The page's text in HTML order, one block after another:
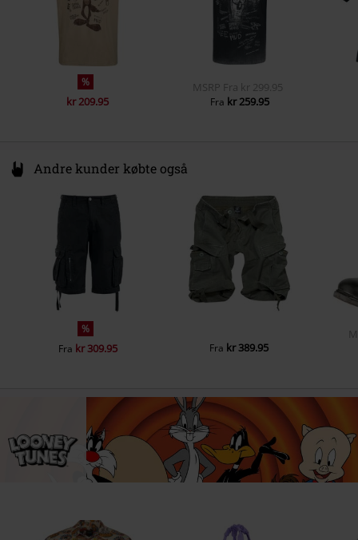
%
kr 209.95
MSRP Fra kr 299.95
Fra kr 259.95
Andre kunder købte også
%
Fra kr 309.95 Fra kr 389.95